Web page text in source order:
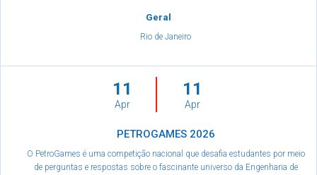
Geral
Rio de Janeiro
11
Apr
11
Apr
PETROGAMES 2026
O PetroGames é uma competição nacional que desafia estudantes por meio
de perguntas e respostas sobre o fascinante universo da Engenharia de